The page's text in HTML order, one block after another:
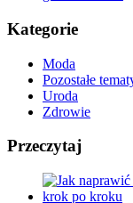
Kategorie
Moda
Pozostałe
Uroda
Zdrowie
Przeczytaj